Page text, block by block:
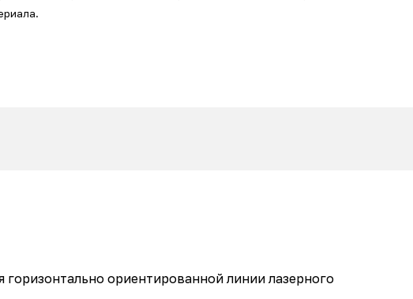
ориентированной линии лазерного